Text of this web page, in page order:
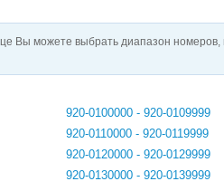
Вы можете выбрать диапазон
920-0100000 - 920-0109999
920-0110000 - 920-0119999
920-0120000 - 920-0129999
920-0130000 - 920-0139999